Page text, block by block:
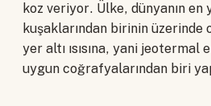
koz veriyor. Ülke, dünyanın en
kuşaklarından birinin üzerinde
yer altı ısısına, yani jeotermal
uygun coğrafyalarından biri